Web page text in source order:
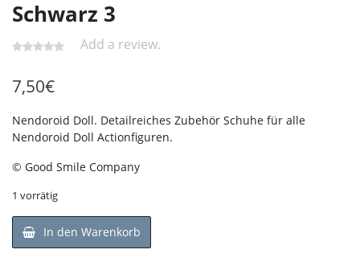
Schwarz 3
Add a review.
7,50€
Nendoroid Doll. Detailreiches Zubehör Schuhe für alle
Nendoroid Doll Actionfiguren.
© Good Smile Company
1 vorrätig
In den Warenkorb